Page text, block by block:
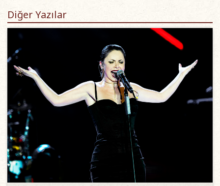
Diğer Yazılar